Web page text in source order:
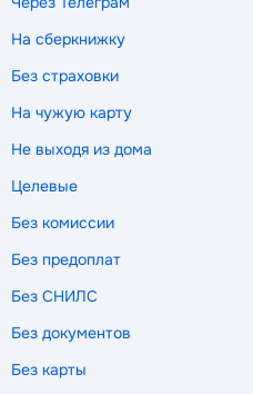
На сберкнижку
Без страховки
На чужую карту
Не выходя из дома
Целевые
Без комиссии
Без предоплат
Без СНИЛС
Без документов
Без карты